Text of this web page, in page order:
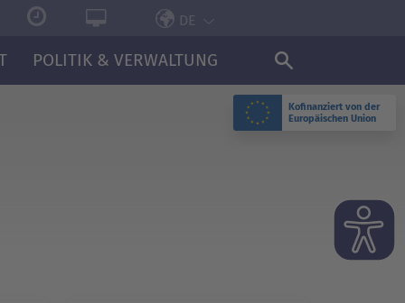
Kofinanziert von der
Europäischen Union
DE
POLITIK & VERWALTUNG